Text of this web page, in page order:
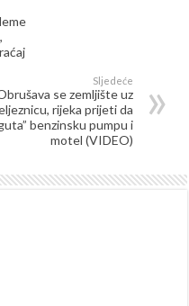
Sljedeće
se zemljište uz
rijeka prijeti da
benzinsku pumpu i
motel (VIDEO)